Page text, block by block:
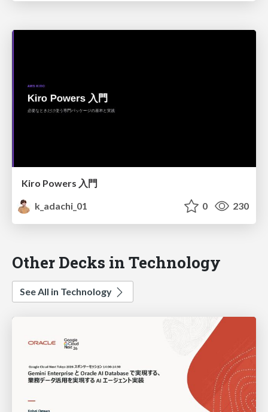
Kiro Powers 入門
k_adachi_01
0 230
Other Decks in Technology
See All in Technology